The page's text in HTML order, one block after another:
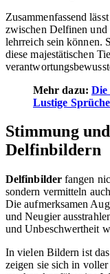
Zusammenfassend
zwischen Delfinen und
lehrreich sein können.
diese majestätischen
Mehr dazu: Die
Lustige
Stimmung
Delfinbildern
Delfinbilderfangen
sondern vermitteln
Die aufmerksamen
und Neugier
und Unbeschwertheit
In vielen Bildern ist
zeigen sie sich in